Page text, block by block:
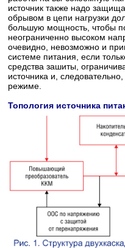
источник также надо
обрывом в цепи нагрузки
большую мощность, чтобы
неограниченно высоком
очевидно, невозможно и
системе питания, если
средства зашиты,
источника и,
режиме.
Топология источника